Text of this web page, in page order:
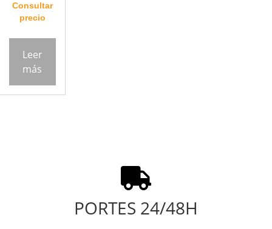
Consultar
precio
Leer
más
PORTES 24/48H